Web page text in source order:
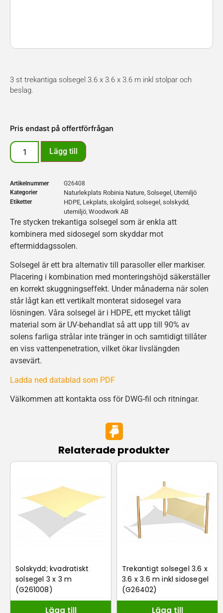
3 st trekantiga solsegel 3.6 x 3.6 x 3.6 m inkl stolpar och
beslag.
Pris endast på offertförfrågan
Lägg till
Artikelnummer
G26408
Kategorier
Naturlekplats Robinia Nature, Solsegel , Utemiljö
Etiketter HDPE, Lekplats, skolgård, solsegel , solskydd,
utemiljö, Woodwork AB
Tre stycken trekantiga solsegel som är enkla att
kombinera med sidosegel som skyddar mot
eftermiddagssolen.
Solsegel är ett bra alternativ till parasoller eller markiser.
Placering i kombination med monteringshöjd säkerställer
en korrekt skuggningseffekt. Under månaderna när solen
står lågt kan ett vertikalt monterat sidosegel vara
lösningen. Våra solsegel är i HDPE, ett mycket tåligt
material som är UV-behandlat så att upp till 90% av
solens farliga strålar inte tränger in och samtidigt tillåter
en viss vattenpenetration, vilket ökar livslängden
avsevärt.
Ladda ned datablad som PDF
Välkommen att kontakta oss för DWG-fil och ritningar.
Relaterade produkter
Solskydd; kvadratiskt
solsegel 3 x 3 m
(G261008)
Lägg till
Trekantigt solsegel 3.6 x
3.6 x 3.6 m inkl sidosegel
(G26402)
Lägg till